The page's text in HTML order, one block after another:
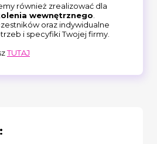
również zrealizować dla
wewnętrznego
oraz indywidualne
i specyfiki Twojej firmy.
TUTAJ